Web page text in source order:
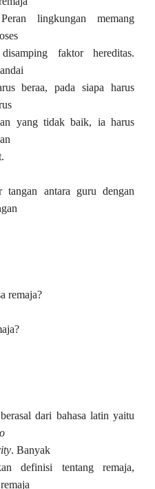
lingkungan memang
faktor hereditas.
beraa, pada siapa harus
yang tidak baik, ia harus
tangan antara guru dengan
remaja?
dari bahasa latin yaitu
. Banyak
definisi tentang remaja,